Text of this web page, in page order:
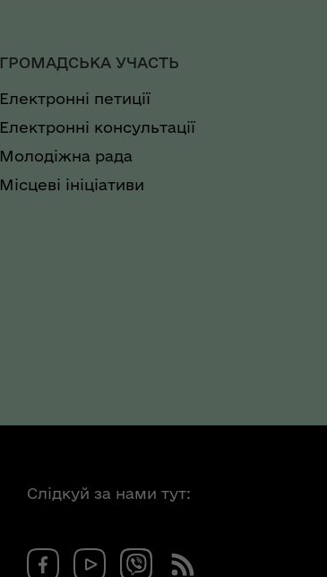
ГРОМАДСЬКА УЧАСТЬ
Електронні петиції
Електронні консультації
Молодіжна рада
Місцеві ініціативи
Слідкуй за нами тут: